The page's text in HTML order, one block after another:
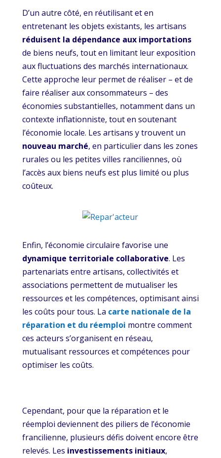
D’un autre côté, en réutilisant et en
entretenant les objets existants, les artisans
réduisent la dépendance aux importations
de biens neufs, tout en limitant leur exposition
aux fluctuations des marchés internationaux.
Cette approche leur permet de réaliser – et de
faire réaliser aux consommateurs – des
économies substantielles, notamment dans un
contexte inflationniste, tout en soutenant
l’économie locale. Les artisans y trouvent un
nouveau marché, en particulier dans les zones
rurales ou les petites villes ranciliennes, où
l’accès aux biens neufs est plus limité ou plus
coûteux.
Enfin, l’économie circulaire favorise une
dynamique territoriale collaborative. Les
partenariats entre artisans, collectivités et
associations permettent de mutualiser les
ressources et les compétences, optimisant ainsi
les coûts pour tous. La carte nationale de la
réparation et du réemploi montre comment
ces acteurs s’organisent en réseau,
mutualisant ressources et compétences pour
optimiser les coûts.
Cependant, pour que la réparation et le
réemploi deviennent des piliers de l’économie
francilienne, plusieurs défis doivent encore être
relevés. Les investissements initiaux,